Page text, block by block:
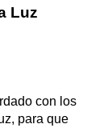
Luz
con los
para que